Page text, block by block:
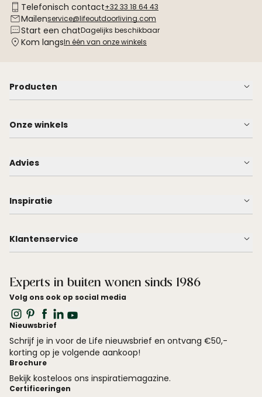
Telefonisch contact+32 33 18 64 43
Mailenservice@lifeoutdoorliving.com
Start een chatDagelijks beschikbaar
Kom langsIn één van onze winkels
Producten
Onze winkels
Advies
Inspiratie
Klantenservice
Experts in buiten wonen sinds 1986
Volg ons ook op social media
Nieuwsbrief
Schrijf je in voor de Life nieuwsbrief en ontvang €50,-
korting op je volgende aankoop!
Brochure
Bekijk kosteloos ons inspiratiemagazine.
Certificeringen